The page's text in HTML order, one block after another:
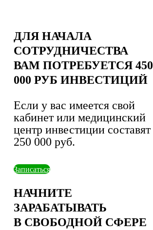
ДЛЯ НАЧАЛА
СОТРУДНИЧЕСТВА
ВАМ ПОТРЕБУЕТСЯ 450
000 РУБ ИНВЕСТИЦИЙ
Если у вас имеется свой
кабинет или медицинский
центр инвестиции составят
250 000 руб.
Записаться
НАЧНИТЕ
ЗАРАБАТЫВАТЬ
В СВОБОДНОЙ СФЕРЕ